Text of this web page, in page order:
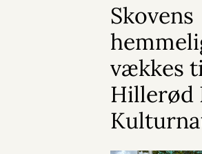
Skovens
vækkes
Hillerød